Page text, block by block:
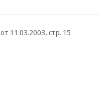
от 11.03.2003, стр. 15